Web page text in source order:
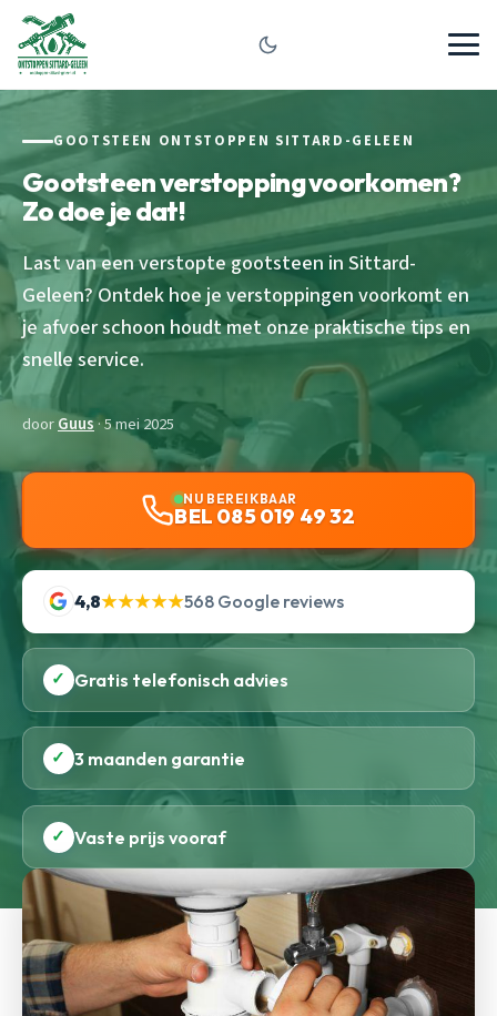
GOOTSTEEN ONTSTOPPEN SITTARD-GELEEN
Gootsteen verstopping voorkomen?
Zo doe je dat!
Last van een verstopte gootsteen in Sittard-
Geleen? Ontdek hoe je verstoppingen voorkomt en
je afvoer schoon houdt met onze praktische tips en
snelle service.
doorGuus· 5 mei 2025
NU BEREIKBAAR
BEL 085 019 49 32
4,8★★★★★568 Google reviews
✓ Gratis telefonisch advies
✓ 3 maanden garantie
✓ Vaste prijs vooraf